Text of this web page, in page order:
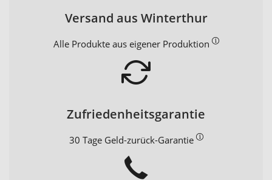
Versand aus Winterthur
Alle Produkte aus eigener Produktion
Zufriedenheitsgarantie
30 Tage Geld-zurück-Garantie